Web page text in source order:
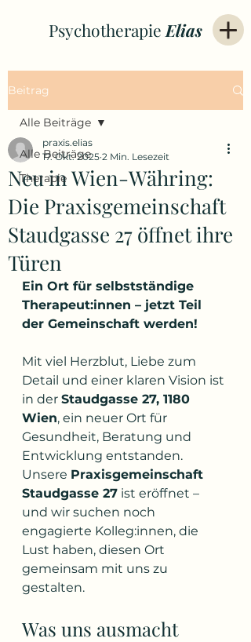
Psychotherapie Elias
Beitrag
Alle Beiträge
Therapie
Alle Beiträge
Neu in Wien-Währing:
Die Praxisgemeinschaft
Staudgasse 27 öffnet ihre
Türen
praxis.elias
17. Okt. 2025 2 Min. Lesezeit
Ein Ort für selbstständige
Therapeut:innen – jetzt Teil
der Gemeinschaft werden!
Mit viel Herzblut, Liebe zum
Detail und einer klaren Vision ist
in der Staudgasse 27, 1180
Wien, ein neuer Ort für
Gesundheit, Beratung und
Entwicklung entstanden.
Unsere Praxisgemeinschaft
Staudgasse 27 ist eröffnet –
und wir suchen noch
engagierte Kolleg:innen, die
Lust haben, diesen Ort
gemeinsam mit uns zu
gestalten.
Was uns ausmacht